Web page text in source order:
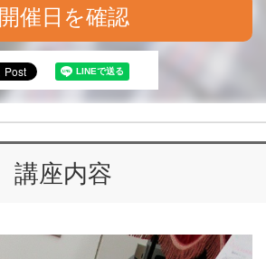
開催日を確認
講座内容